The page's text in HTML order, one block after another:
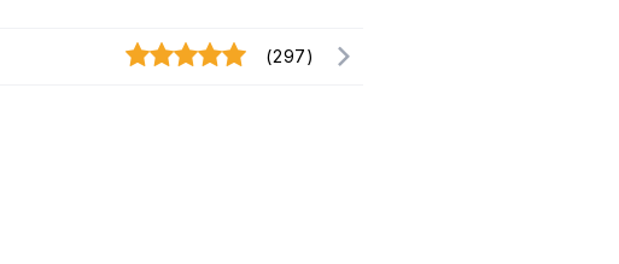
(297)